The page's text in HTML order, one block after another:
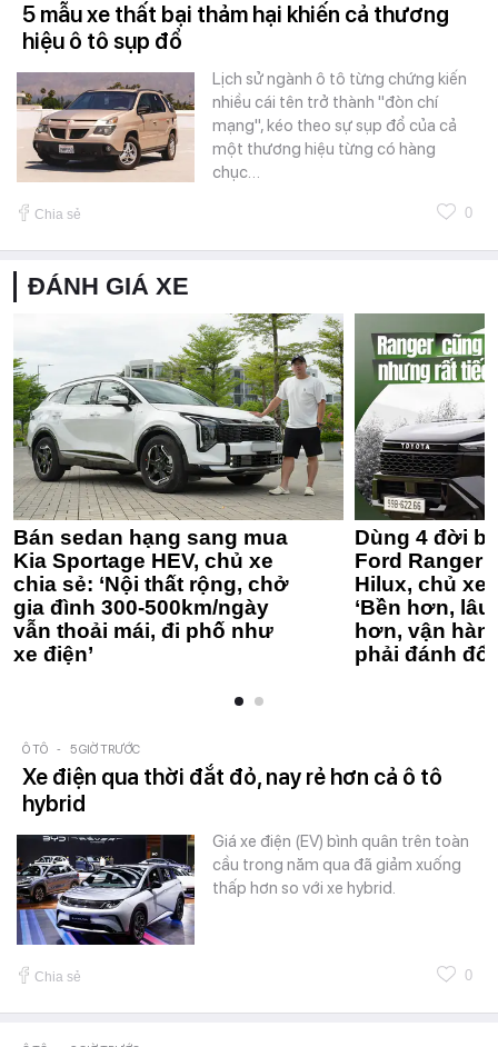
5 mẫu xe thất bại thảm hại khiến cả thương
hiệu ô tô sụp đổ
Lịch sử ngành ô tô từng chứng kiến
nhiều cái tên trở thành "đòn chí
mạng", kéo theo sự sụp đổ của cả
một thương hiệu từng có hàng
chục…
Chia sẻ 0
ĐÁNH GIÁ XE
Bán sedan hạng sang mua
Kia Sportage HEV, chủ xe
chia sẻ: ‘Nội thất rộng, chở
gia đình 300-500km/ngày
vẫn thoải mái, đi phố như
xe điện’
Dùng 4 đời
Ford Ranger
Hilux, chủ xe
‘Bền hơn,
hơn, vận
phải đánh
Ô TÔ - 5 GIỜ TRƯỚC
Xe điện qua thời đắt đỏ, nay rẻ hơn cả ô tô
hybrid
Giá xe điện (EV) bình quân trên toàn
cầu trong năm qua đã giảm xuống
thấp hơn so với xe hybrid.
Chia sẻ 0